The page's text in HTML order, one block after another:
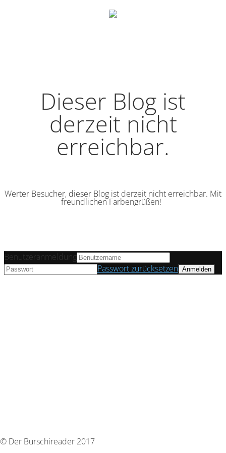
Dieser Blog ist
derzeit nicht
erreichbar.
Werter Besucher, dieser Blog ist derzeit nicht erreichbar. Mit
freundlichen Farbengrüßen!
© Der Burschireader 2017
Benutzeranmeldung
Passwort zurücksetzen